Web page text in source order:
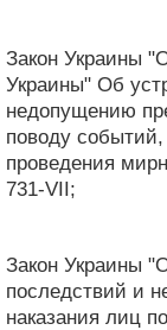
Закон Украины
Украины" Об
недопущению
поводу
проведения
731-VII;
Закон Украины
последствий и
наказания лиц